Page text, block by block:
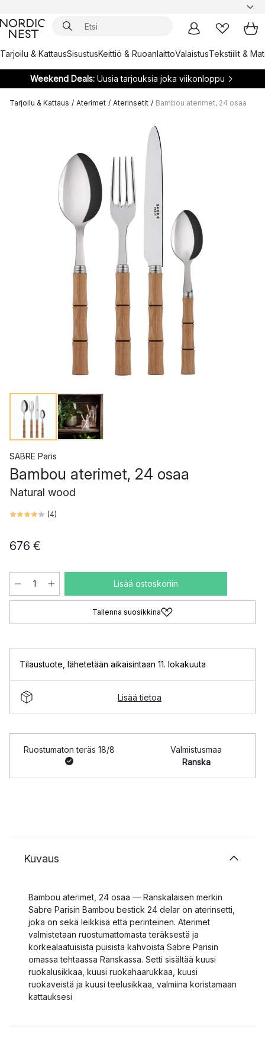
Tarjoilu & KattausSisustusKeittiö & RuoanlaittoValaistusTekstiilit &
Weekend Deals:Uusia tarjouksia joka viikonloppu
Tarjoilu & Kattaus / Aterimet / Aterinsetit / Bambou aterimet, 24 osaa
SABRE Paris
Bambou aterimet, 24 osaa
Natural wood
(4)
676 €
Lisää ostoskoriin
Tallenna suosikkina
Tilaustuote lähetetään aikaisintaan 11. lokakuuta
Lisää tietoa
Ruostumaton teräs 18/8
Valmistusmaa
Ranska
Kuvaus
Bambou aterimet, 24 osaa — Ranskalaisen merkin
Sabre Parisin Bambou bestick 24 delar on aterinsetti,
joka on sekä leikkisä että perinteinen. Aterimet
valmistetaan ruostumattomasta teräksestä ja
korkealaatuisista puisista kahvoista Sabre Parisin
omassa tehtaassa Ranskassa. Setti sisältää kuusi
ruokalusikkaa, kuusi ruokahaarukkaa, kuusi
ruokaveistä ja kuusi teelusikkaa, valmiina koristamaan
kattauksesi